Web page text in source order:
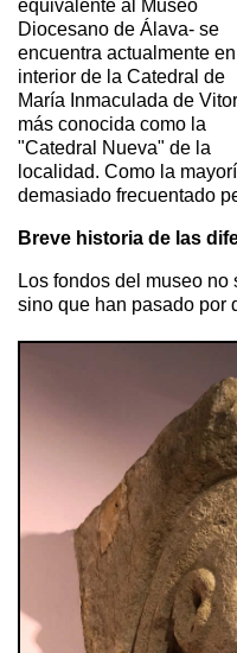
equivalente al Museo
Diocesano de Álava- se
encuentra actualmente en
interior de la Catedral de
María Inmaculada de
más conocida como la
"Catedral Nueva" de la
localidad. Como la
demasiado frecuentado
Breve historia de las
Los fondos del museo
sino que han pasado por